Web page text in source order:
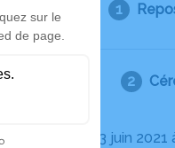
Le jeudi 03 juin